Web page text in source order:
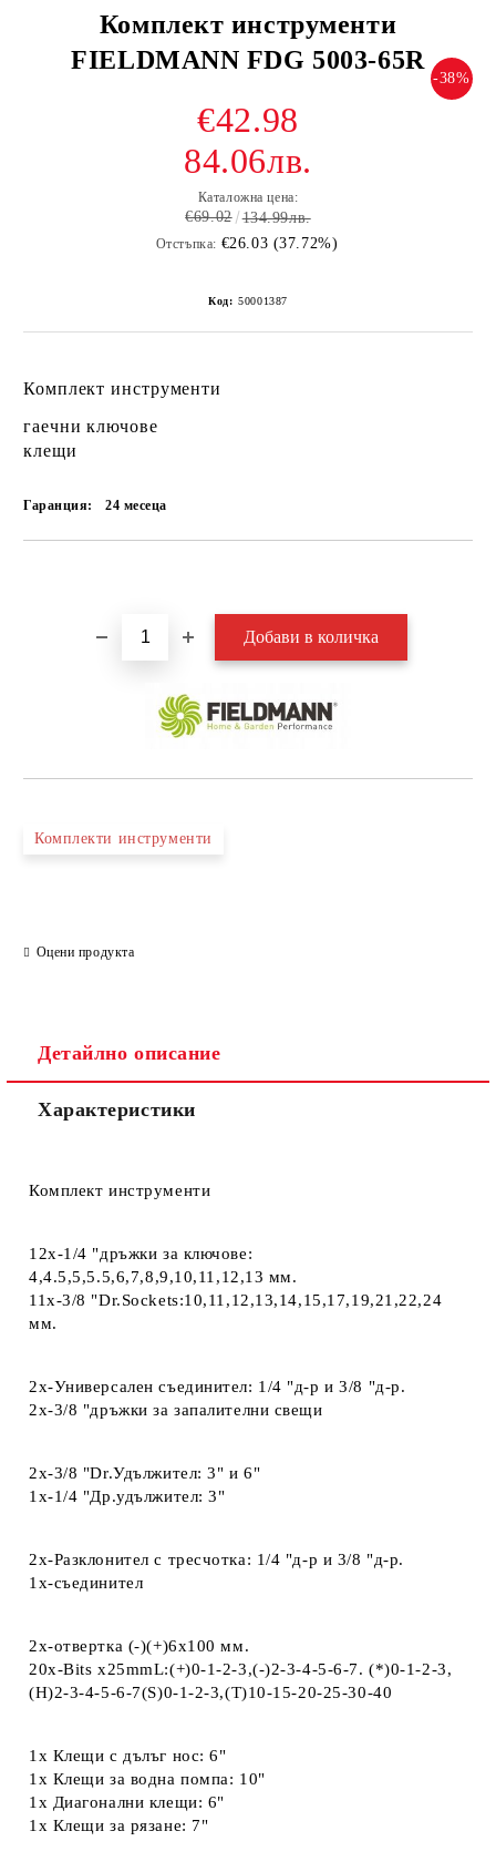
Комплект инструменти
FIELDMANN FDG 5003-65R
-38%
€42.98
84.06лв.
Каталожна цена:
€69.02 134.99лв.
Отстъпка: €26.03 (37.72%)
Код: 50001387
Комплект инструменти
гаечни ключове
клещи
Гаранция: 24 месеца
Комплекти инструменти
Оцени продукта
Детайлно описание
Характеристики
Комплект инструменти
12x-1/4 "дръжки за ключове:
4,4.5,5,5.5,6,7,8,9,10,11,12,13 мм.
11x-3/8 "Dr.Sockets:10,11,12,13,14,15,17,19,21,22,24
мм.
2х-Универсален съединител: 1/4 "д-р и 3/8 "д-р.
2х-3/8 "дръжки за запалителни свещи
2x-3/8 "Dr.Удължител: 3" и 6"
1х-1/4 "Др.удължител: 3"
2х-Разклонител с тресчотка: 1/4 "д-р и 3/8 "д-р.
1x-съединител
2x-отвертка (-)(+)6x100 мм.
20x-Bits x25mmL:(+)0-1-2-3,(-)2-3-4-5-6-7. (*)0-1-2-3,
(H)2-3-4-5-6-7(S)0-1-2-3,(T)10-15-20-25-30-40
1х Клещи с дълъг нос: 6"
1х Клещи за водна помпа: 10"
1x Диагонални клещи: 6"
1x Клещи за рязане: 7"